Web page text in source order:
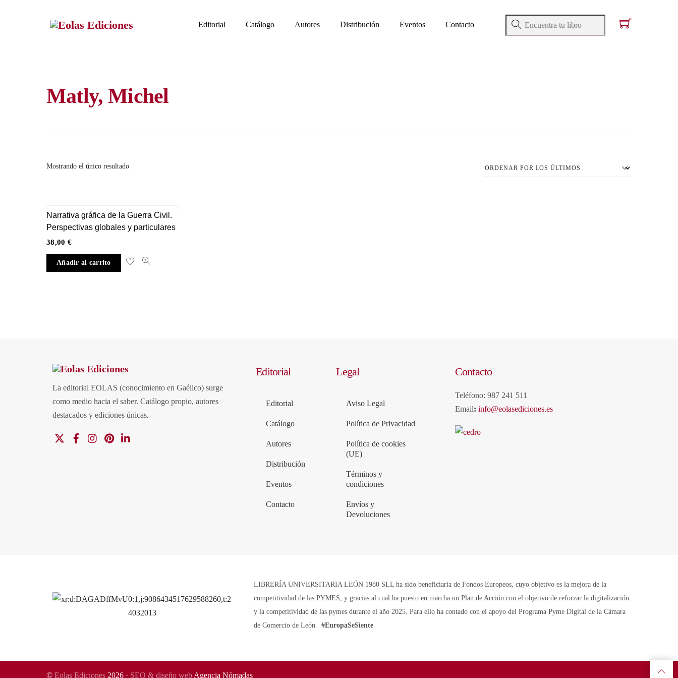
Editorial Catálogo Autores Distribución Eventos Contacto
Matly, Michel
Mostrando el único resultado
Narrativa gráfica de la Guerra Civil.
Perspectivas globales y particulares
38,00 €
Añadir al carrito
La editorial EOLAS (conocimiento en Gaélico) surge
como medio hacia el saber. Catálogo propio, autores
destacados y ediciones únicas.
FacebookInstagramPinterest
Editorial
Editorial
Catálogo
Autores
Distribución
Eventos
Contacto
Legal
Aviso Legal
Política de Privacidad
Política de cookies
(UE)
Términos y
condiciones
Envíos y
Devoluciones
Contacto
Teléfono: 987 241 511
Email: info@eolasediciones.es
LIBRERÍA UNIVERSITARIA LEÓN 1980 SLL ha sido beneficiaria de Fondos Europeos, cuyo objetivo es la mejora de la
competitividad de las PYMES, y gracias al cual ha puesto en marcha un Plan de Acción con el objetivo de reforzar la digitalización
y la competitividad de las pymes durante el año 2025. Para ello ha contado con el apoyo del Programa Pyme Digital de la Cámara
de Comercio de León.#EuropaSeSiente
© Eolas Ediciones 2026 · SEO & diseño web Agencia Nómadas